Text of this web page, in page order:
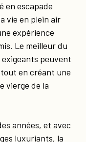
en escapade
vie en plein air
expérience
Le meilleur du
exigeants peuvent
en créant une
vierge de la
années, et avec
luxuriants, la